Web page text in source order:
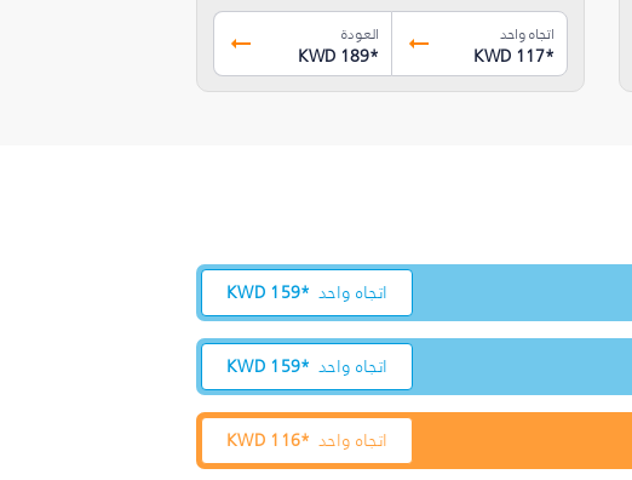
اتجاه واحد
KWD 117*
العودة
KWD 189*
اتجاه واحد KWD 159*
اتجاه واحد KWD 159*
اتجاه واحد KWD 116*